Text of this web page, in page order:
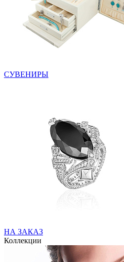
СУВЕНИРЫ
НА ЗАКАЗ
Коллекции